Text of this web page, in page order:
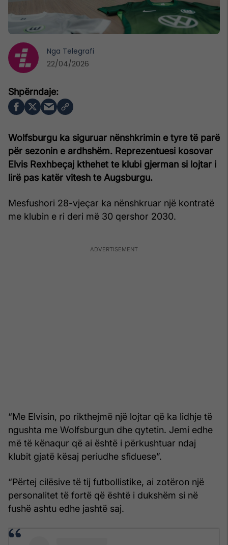
Wolfsburgu ka siguruar nënshkrimin e tyre të parë
për sezonin e ardhshëm. Reprezentuesi kosovar
Elvis Rexhbeçaj kthehet te klubi gjerman si lojtar i
lirë pas katër vitesh te Augsburgu.
Mesfushori 28-vjeçar ka nënshkruar një kontratë
me klubin e ri deri më 30 qershor 2030.
“Me Elvisin, po rikthejmë një lojtar që ka lidhje të
ngushta me Wolfsburgun dhe qytetin. Jemi edhe
më të kënaqur që ai është i përkushtuar ndaj
klubit gjatë kësaj periudhe sfiduese”.
“Përtej cilësive të tij futbollistike, ai zotëron një
personalitet të fortë që është i dukshëm si në
fushë ashtu edhe jashtë saj.
Nga Telegrafi
22/04/2026